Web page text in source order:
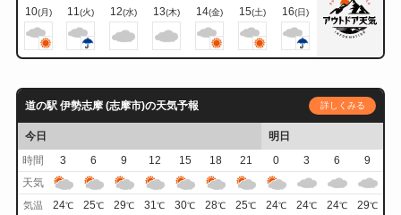
10(月) 11(火) 12(水) 13(木) 14(金) 15(土) 16(日)
道の駅 伊勢志摩 (志摩市)の天気予報 詳しくみる
今日
明日
時間
3 6 9 12 15 18 21 0 3 6
9
天気
気温 24℃ 25℃ 29℃ 31℃ 30℃ 28℃ 25℃ 24℃ 24℃ 24℃ 29℃